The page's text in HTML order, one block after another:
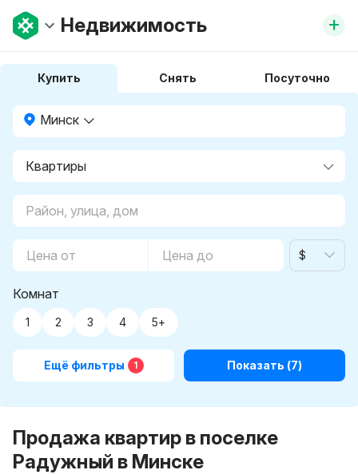
Недвижимость +
Купить Снять Посуточно
Минск
$
Комнат
1 2 3 4 5+
Ещё фильтры 1 Показать (7)
Продажа квартир в поселке
Радужный в Минске